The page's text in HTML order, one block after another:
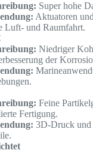
Super hohe
Aktuatoren
Luft- und Raumfahrt.
Niedriger
der
Feine
Fertigung.
3D-Druck